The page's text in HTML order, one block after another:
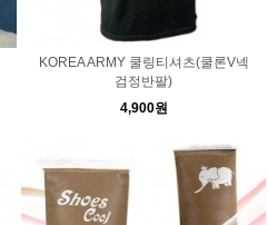
KOREA ARMY 쿨링티셔츠(쿨론V넥
검정반팔)
4,900원